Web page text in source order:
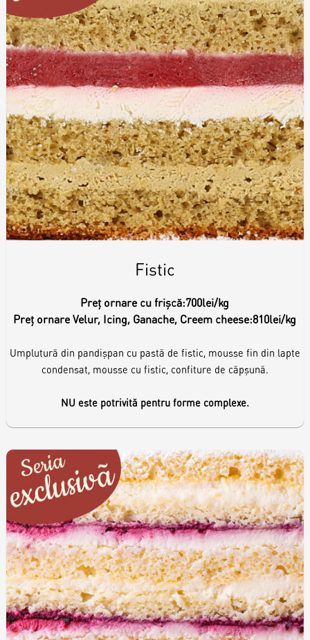
Fistic
Preț ornare cu frișcă:700lei/kg
Preț ornare Velur, Icing, Ganache, Creem cheese:810lei/kg
Umplutură din pandișpan cu pastă de fistic, mousse fin din lapte
condensat, mousse cu fistic, confiture de căpșună.
NU este potrivită pentru forme complexe.